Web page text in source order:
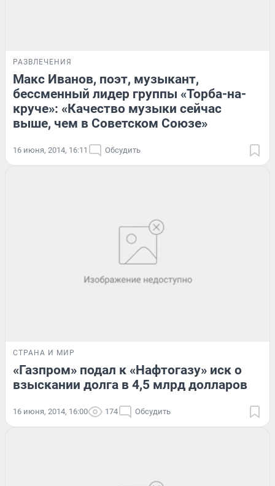
РАЗВЛЕЧЕНИЯ
Макс Иванов, поэт, музыкант,
бессменный лидер группы «Торба-на-
круче»: «Качество музыки сейчас
выше, чем в Советском Союзе»
16 июня, 2014, 16:11 Обсудить
СТРАНА И МИР
«Газпром» подал к «Нафтогазу» иск о
взыскании долга в 4,5 млрд долларов
16 июня, 2014, 16:00 174 Обсудить